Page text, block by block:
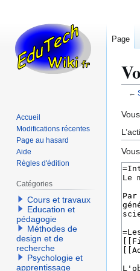
←
Aller
à
la
Aller
à
la
Page
Accueil
Modifications récentes
Page au hasard
Aide
Règles d'édition
Catégories
Cours et travaux
Education et
pédagogie
Méthodes de
design et de
recherche
Psychologie et
apprentissage